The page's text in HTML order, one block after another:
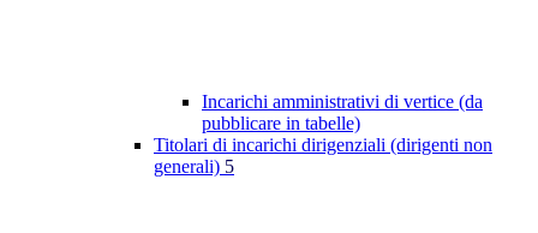
Incarichi amministrativi di vertice (da
pubblicare in tabelle)
Titolari di incarichi dirigenziali (dirigenti non
generali) 5